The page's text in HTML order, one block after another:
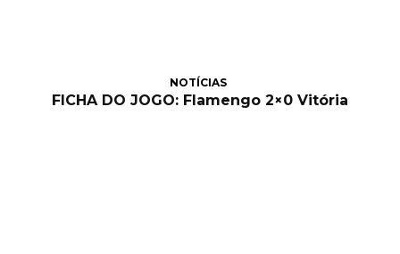
NOTÍCIAS
FICHA DO JOGO: Flamengo 2×0 Vitória